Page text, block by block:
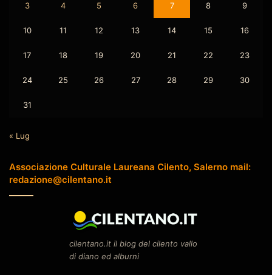
3 4 5 6 7 8 9
10 11 12 13 14 15 16
17 18 19 20 21 22 23
24 25 26 27 28 29 30
31
« Lug
Associazione Culturale Laureana Cilento, Salerno mail:
redazione@cilentano.it
cilentano.it il blog del cilento vallo
di diano ed alburni